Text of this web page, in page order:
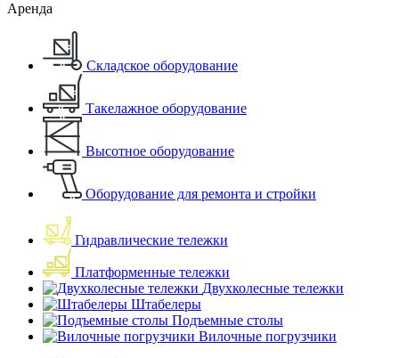
Аренда
Складское оборудование
Такелажное оборудование
Высотное оборудование
Оборудование для ремонта и стройки
Гидравлические тележки
Платформенные тележки
Двухколесные тележки
Штабелеры
Подъемные столы
Вилочные погрузчики